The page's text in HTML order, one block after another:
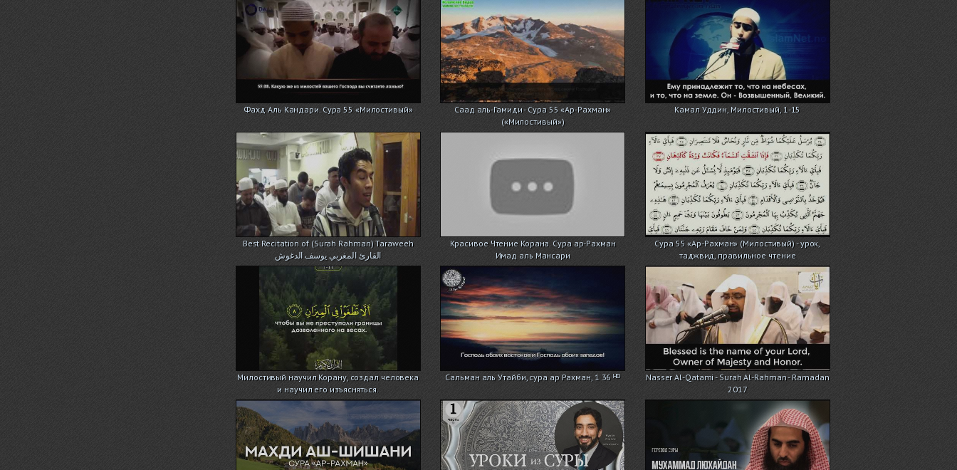
Фахд Аль Кандари. Сура 55 «Милостивый»
Саад аль-Гамиди - Сура 55 «Ар-Рахман»
(«Милостивый»)
Камал Уддин, Милостивый, 1-15
Best Recitation of (Surah Rahman) Taraweeh
القارئ المغربي يوسف الدغوش
Красивое Чтение Корана. Сура ар-Рахман
Имад аль Мансари
Сура 55 «Ар-Рахман» (Милостивый) - урок,
таджвид, правильное чтение
Милостивый научил Корану, создал человека
и научил его изъясняться.
Сальман аль Утайби, сура ар Рахман, 1 36 ᴴᴰ
Nasser Al-Qatami - Surah Al-Rahman - Ramadan
2017